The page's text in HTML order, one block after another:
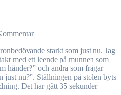
med ett leende på munnen som
händer?” och andra som frågar
just nu?”. Ställningen på stolen byts
Det har gått 35 sekunder